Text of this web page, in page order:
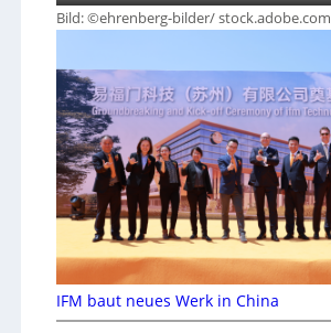
Bild: ©ehrenberg-bilder/ stock.adobe.com
IFM baut neues Werk in China